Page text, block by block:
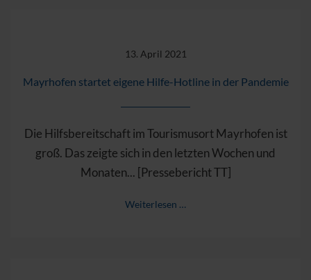
13. April 2021
Mayrhofen startet eigene Hilfe-Hotline in der Pandemie
Die Hilfsbereitschaft im Tourismusort Mayr­hofen ist
groß. Das zeigte sich in den letzten Wochen und
Monaten... [Pressebericht TT]
Weiterlesen …